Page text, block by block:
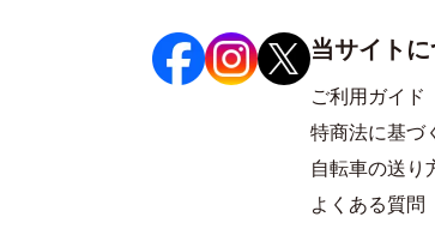
当サイト
ご利用ガイド
特商法に基づ
自転車の送り
よくある質問